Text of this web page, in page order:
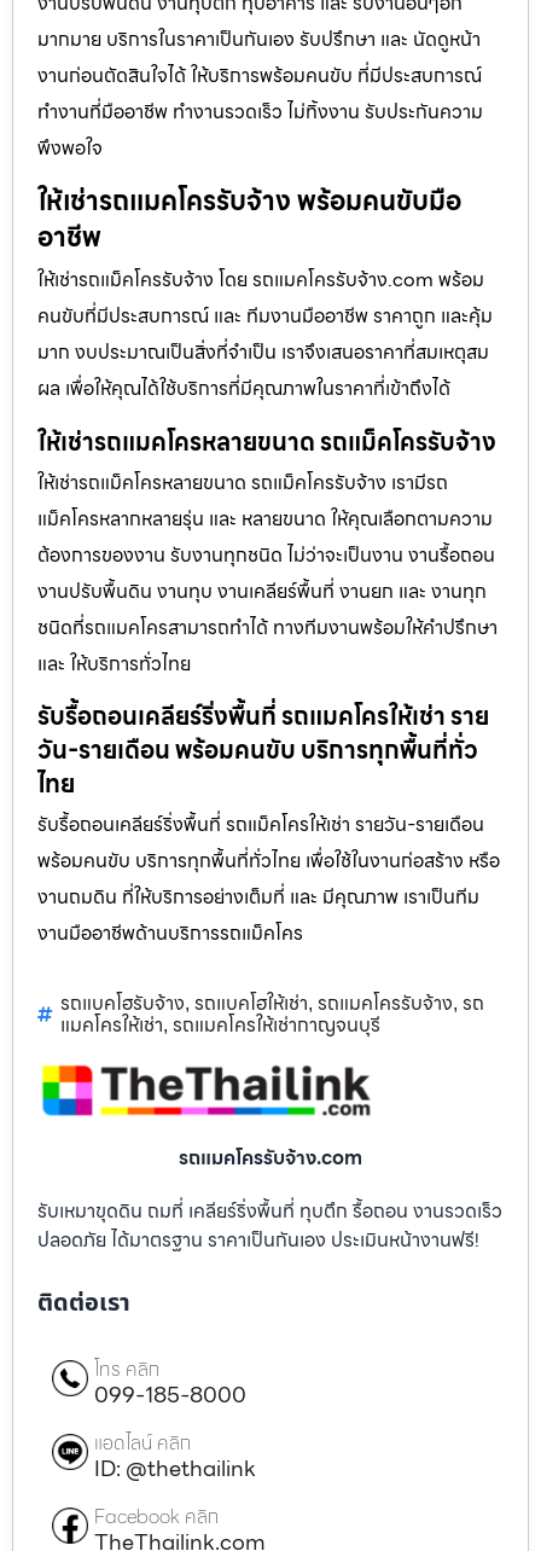
มากมาย บริการในราคาเป็นกันเอง รับปรึกษา และ นัดดูหน้า
งานก่อนตัดสินใจได้ ให้บริการพร้อมคนขับ ที่มีประสบการณ์
ทำงานที่มืออาชีพ ทำงานรวดเร็ว ไม่ทิ้งงาน รับประกันความ
พึงพอใจ
ให้เช่ารถแมคโครรับจ้าง พร้อมคนขับมือ
อาชีพ
ให้เช่ารถแม็คโครรับจ้าง โดย รถแมคโครรับจ้าง.com พร้อม
คนขับที่มีประสบการณ์ และ ทีมงานมืออาชีพ ราคาถูก และคุ้ม
มาก งบประมาณเป็นสิ่งที่จำเป็น เราจึงเสนอราคาที่สมเหตุสม
ผล เพื่อให้คุณได้ใช้บริการที่มีคุณภาพในราคาที่เข้าถึงได้
ให้เช่ารถแมคโครหลายขนาด รถแม็คโครรับจ้าง
ให้เช่ารถแม็คโครหลายขนาด รถแม็คโครรับจ้าง เรามีรถ
แม็คโครหลากหลายรุ่น และ หลายขนาด ให้คุณเลือกตามความ
ต้องการของงาน รับงานทุกชนิด ไม่ว่าจะเป็นงาน งานรื้อถอน
งานปรับพื้นดิน งานทุบ งานเคลียร์พื้นที่ งานยก และ งานทุก
ชนิดที่รถแมคโครสามารถทำได้ ทางทีมงานพร้อมให้คำปรึกษา
และ ให้บริการทั่วไทย
รับรื้อถอนเคลียร์ริ่งพื้นที่ รถแมคโครให้เช่า ราย
วัน-รายเดือน พร้อมคนขับ บริการทุกพื้นที่ทั่ว
ไทย
รับรื้อถอนเคลียร์ริ่งพื้นที่ รถแม็คโครให้เช่า รายวัน-รายเดือน
พร้อมคนขับ บริการทุกพื้นที่ทั่วไทย เพื่อใช้ในงานก่อสร้าง หรือ
งานถมดิน ที่ให้บริการอย่างเต็มที่ และ มีคุณภาพ เราเป็นทีม
งานมืออาชีพด้านบริการรถแม็คโคร
รถแบคโฮรับจ้าง, รถแบคโฮให้เช่า, รถแมคโครรับจ้าง, รถ
แมคโครให้เช่า, รถแมคโครให้เช่ากาญจนบุรี
รถแมคโครรับจ้าง.com
รับเหมาขุดดิน ถมที่ เคลียร์ริ่งพื้นที่ ทุบตึก รื้อถอน งานรวดเร็ว
ปลอดภัย ได้มาตรฐาน ราคาเป็นกันเอง ประเมินหน้างานฟรี!
ติดต่อเรา
โทร คลิก
099-185-8000
แอดไลน์ คลิก
ID: @thethailink
Facebook คลิก
TheThailink.com